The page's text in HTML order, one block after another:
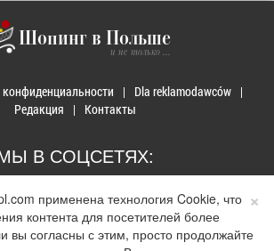
Шопинг в Польше
и не только ...
Dla reklamodawców
Редакция
Контакты
В СОЦСЕТЯХ:
×
применена технология Cookie, что
контента для посетителей более
вы согласны с этим, просто продолжайте